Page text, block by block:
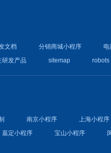
文档 分销商城小程序 电
研发产品 sitemap robots
南京小程序 上海小程序
嘉定小程序 宝山小程序